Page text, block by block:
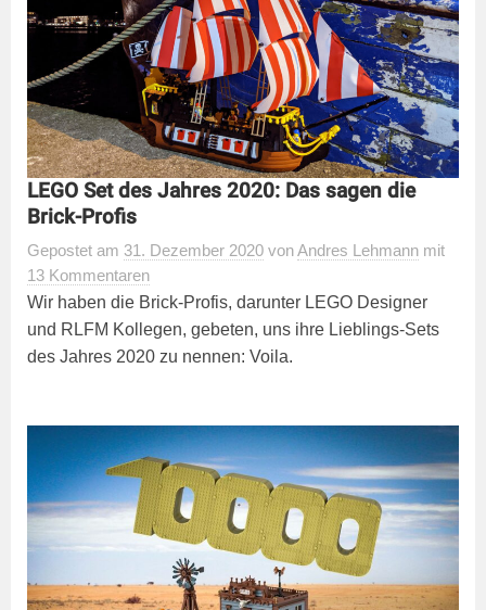
LEGO Set des Jahres 2020: Das sagen die
Brick-Profis
Gepostet am 31. Dezember 2020 vonAndres Lehmann mit
13 Kommentaren
Wir haben die Brick-Profis, darunter LEGO Designer
und RLFM Kollegen, gebeten, uns ihre Lieblings-Sets
des Jahres 2020 zu nennen: Voila.